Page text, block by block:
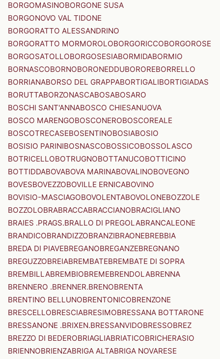
BORGOMASINOBORGONE SUSA
BORGONOVO VAL TIDONE
BORGORATTO ALESSANDRINO
BORGORATTO MORMOROLOBORGORICCOBORGOROSE
BORGOSATOLLOBORGOSESIABORMIDABORMIO
BORNASCOBORNOBORONEDDUBOROREBORRELLO
BORRIANABORSO DEL GRAPPABORTIGALIBORTIGIADAS
BORUTTABORZONASCABOSABOSARO
BOSCHI SANT'ANNABOSCO CHIESANUOVA
BOSCO MARENGOBOSCONEROBOSCOREALE
BOSCOTRECASEBOSENTINOBOSIABOSIO
BOSISIO PARINIBOSNASCOBOSSICOBOSSOLASCO
BOTRICELLOBOTRUGNOBOTTANUCOBOTTICINO
BOTTIDDABOVABOVA MARINABOVALINOBOVEGNO
BOVESBOVEZZOBOVILLE ERNICABOVINO
BOVISIO-MASCIAGOBOVOLENTABOVOLONEBOZZOLE
BOZZOLOBRABRACCABRACCIANOBRACIGLIANO
BRAIES .PRAGS.BRALLO DI PREGOLABRANCALEONE
BRANDICOBRANDIZZOBRANZIBRAONEBREBBIA
BREDA DI PIAVEBREGANOBREGANZEBREGNANO
BREGUZZOBREIABREMBATEBREMBATE DI SOPRA
BREMBILLABREMBIOBREMEBRENDOLABRENNA
BRENNERO .BRENNER.BRENOBRENTA
BRENTINO BELLUNOBRENTONICOBRENZONE
BRESCELLOBRESCIABRESIMOBRESSANA BOTTARONE
BRESSANONE .BRIXEN.BRESSANVIDOBRESSOBREZ
BREZZO DI BEDEROBRIAGLIABRIATICOBRICHERASIO
BRIENNOBRIENZABRIGA ALTABRIGA NOVARESE